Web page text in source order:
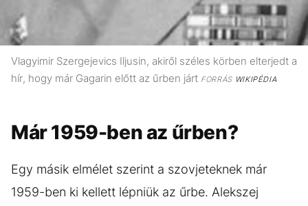
Vlagyimir Szergejevics Iljusin, akiről széles körben elterjedt a
hír, hogy már Gagarin előtt az űrben járt FORRÁSWIKIPÉDIA
Már 1959-ben az űrben?
Egy másik elmélet szerint a szovjeteknek már
1959-ben ki kellett lépniük az űrbe. Alekszej